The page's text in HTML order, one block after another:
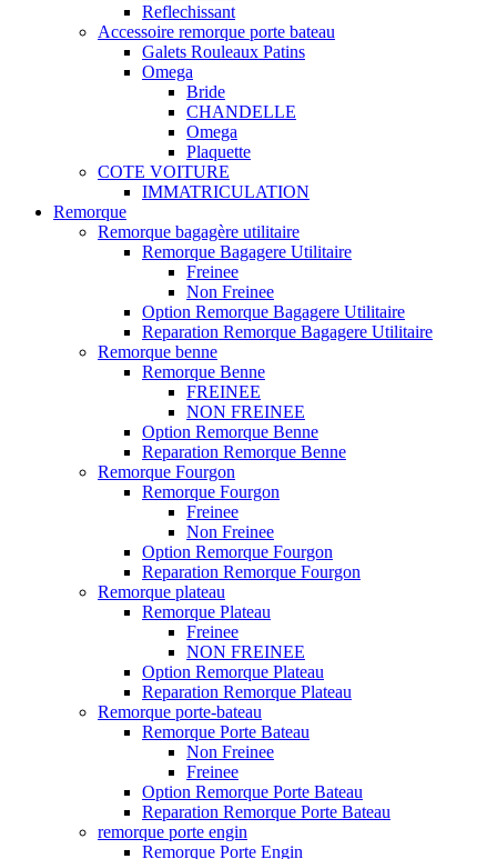
Reflechissant
Accessoire remorque porte bateau
Galets Rouleaux Patins
Omega
Bride
CHANDELLE
Omega
Plaquette
COTE VOITURE
IMMATRICULATION
Remorque
Remorque bagagère utilitaire
Remorque Bagagere Utilitaire
Freinee
Non Freinee
Option Remorque Bagagere Utilitaire
Reparation Remorque Bagagere Utilitaire
Remorque benne
Remorque Benne
FREINEE
NON FREINEE
Option Remorque Benne
Reparation Remorque Benne
Remorque Fourgon
Remorque Fourgon
Freinee
Non Freinee
Option Remorque Fourgon
Reparation Remorque Fourgon
Remorque plateau
Remorque Plateau
Freinee
NON FREINEE
Option Remorque Plateau
Reparation Remorque Plateau
Remorque porte-bateau
Remorque Porte Bateau
Non Freinee
Freinee
Option Remorque Porte Bateau
Reparation Remorque Porte Bateau
remorque porte engin
Remorque Porte Engin